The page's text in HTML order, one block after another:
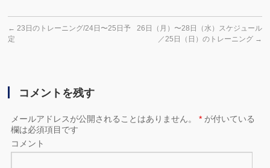
← 23日のトレーニング/24日〜25日予
定
26日（月）〜28日（水）スケジュール
／25日（日）のトレーニング →
コメントを残す
メールアドレスが公開されることはありません。 * が付いている
欄は必須項目です
コメント